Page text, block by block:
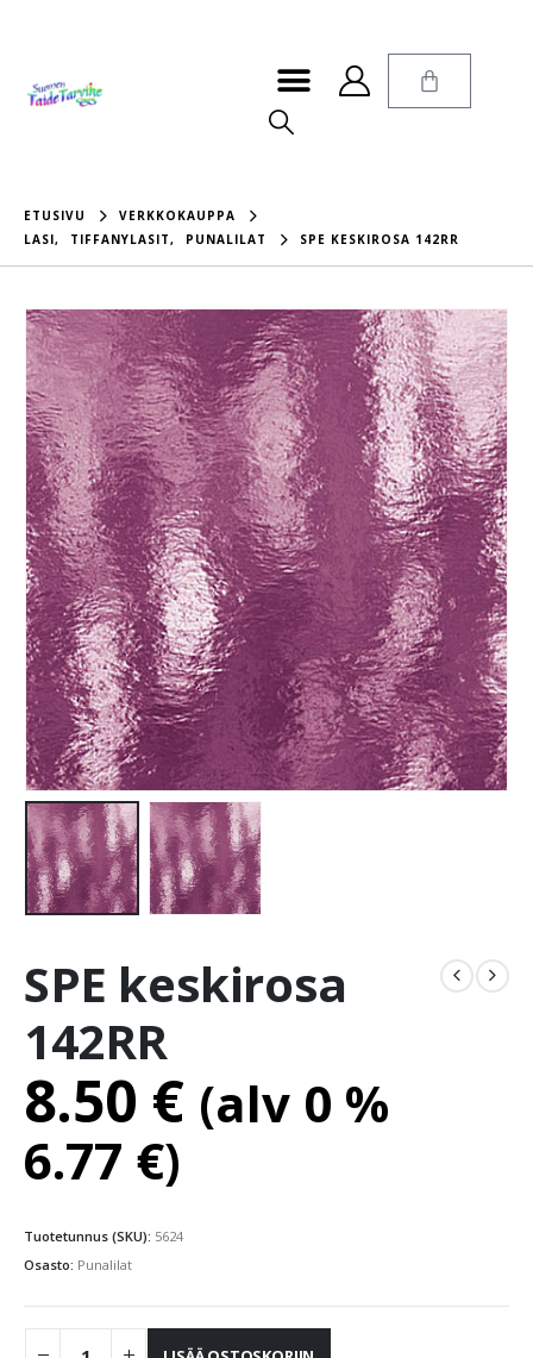
ETUSIVU
VERKKOKAUPPA
LASI, TIFFANYLASIT, PUNALILAT SPE KESKIROSA 142RR
SPE keskirosa
142RR
8.50 € (alv 0 %
6.77 €)
Tuotetunnus (SKU): 5624
Osasto: Punalilat